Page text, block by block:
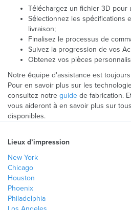
Téléchargez un fichier 3D pour
Sélectionnez les spécifications
livraison;
Finalisez le processus de
Suivez la progression de vos
Obtenez vos pièces
Notre équipe d'assistance est
Pour en savoir plus sur les
consultez notre guide de fabrication.
vous aideront à en savoir plus sur
disponibles.
Lieux d’impression
New York
Chicago
Houston
Phoenix
Philadelphia